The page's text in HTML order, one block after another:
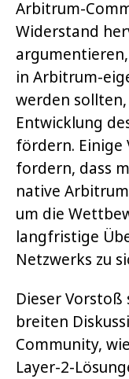
Arbitrum-
Widerstand
in Arbitrum-
werden
Entwicklung
fördern.
fordern, dass
native
um die
langfristige
Netzwerks zu
Dieser
breiten
Community,
Layer-2-